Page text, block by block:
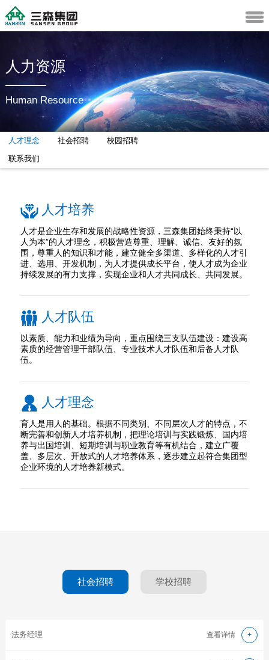
人力资源
Human Resource
人才理念 社会招聘
校园招聘
联系我们
人才培养
人才是企业生存和发展的战略性资源，三森集团始终秉持“以
人为本”的人才理念，积极营造尊重、理解、诚信、友好的氛
围，尊重人的知识和才能，建立健全多渠道、多样化的人才引
进、选用、开发机制，为人才提供成长平台，使人才成为企业
持续发展的有力支撑，实现企业和人才共同成长、共同发展。
人才队伍
以素质、能力和业绩为导向，重点围绕三支队伍建设：建设高
素质的经营管理干部队伍、专业技术人才队伍和后备人才队
伍。
人才理念
育人是用人的基础。根据不同类别、不同层次人才的特点，不
断完善和创新人才培养机制，把理论培训与实践锻炼、国内培
养与出国培训、短期培训与职业教育等有机结合，建立广覆
盖、多层次、开放式的人才培养体系，逐步建立起符合集团型
企业环境的人才培养新模式。
社会招聘 学校招聘
法务经理 查看详情 +